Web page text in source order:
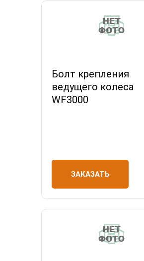
Болт крепления
ведущего колеса
WF3000
ЗАКАЗАТЬ